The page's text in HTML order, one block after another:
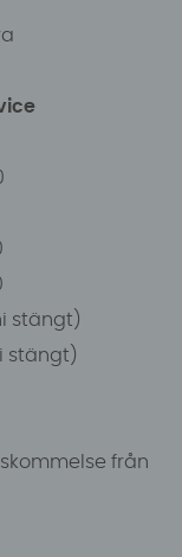
stängt)
stängt)
från